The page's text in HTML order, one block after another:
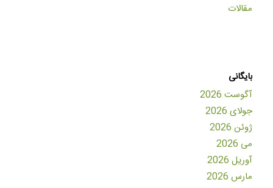
مقالات
بایگانی
آگوست 2026
جولای 2026
ژوئن 2026
می 2026
آوریل 2026
مارس 2026